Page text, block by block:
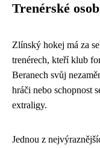
Trenérské
Zlínský hokej má za
trenérech, kteří klub
Beranech svůj
hráči nebo schopnost
extraligy.
Jednou z